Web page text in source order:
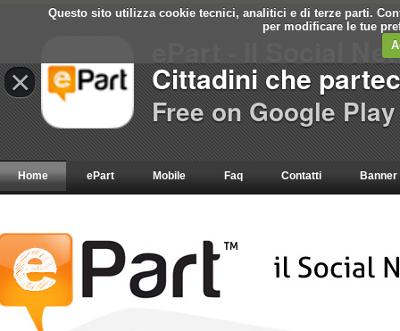
Questo sito utilizza cookie tecnici, analitici e di terze parti.
per modificare le tue
Home ePart Mobile Faq Contatti Banner
×
ePart - Il Social
Cittadini che
Free on Google Play